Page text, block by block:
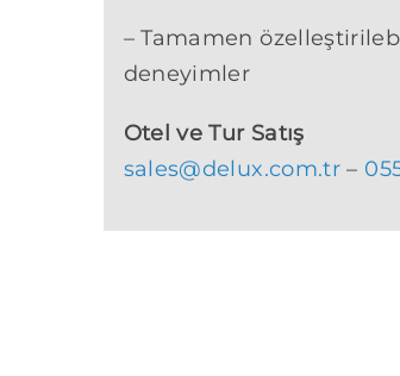
– Tamamen
deneyimler
Otel ve Tur Satış
sales@delux.com.tr –